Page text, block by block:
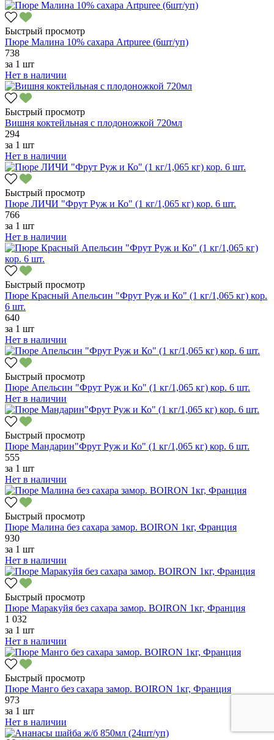
Быстрый просмотр
Пюре Малина 10% сахара Artpuree (6шт/уп)
738
за 1 шт
Нет в наличии
Быстрый просмотр
Вишня коктейльная с плодоножкой 720мл
294
за 1 шт
Нет в наличии
Быстрый просмотр
Пюре ЛИЧИ "Фрут Руж и Ко" (1 кг/1,065 кг) кор. 6 шт.
766
за 1 шт
Нет в наличии
Быстрый просмотр
Пюре Красный Апельсин "Фрут Руж и Ко" (1 кг/1,065 кг) кор.
6 шт.
640
за 1 шт
Нет в наличии
Быстрый просмотр
Пюре Апельсин "Фрут Руж и Ко" (1 кг/1,065 кг) кор. 6 шт.
Нет в наличии
Быстрый просмотр
Пюре Мандарин"Фрут Руж и Ко" (1 кг/1,065 кг) кор. 6 шт.
555
за 1 шт
Нет в наличии
Быстрый просмотр
Пюре Малина без сахара замор. BOIRON 1кг, Франция
930
за 1 шт
Нет в наличии
Быстрый просмотр
Пюре Маракуйя без сахара замор. BOIRON 1кг, Франция
1 032
за 1 шт
Нет в наличии
Быстрый просмотр
Пюре Манго без сахара замор. BOIRON 1кг, Франция
973
за 1 шт
Нет в наличии